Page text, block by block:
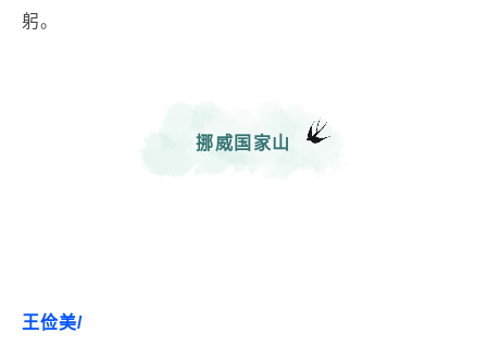
躬。
挪威国家山
王俭美/